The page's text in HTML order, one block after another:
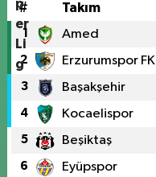
# Takım
1 Amed
2 Erzurumspor FK
3 Başakşehir
4 Kocaelispor
5 Beşiktaş
6 Eyüpspor